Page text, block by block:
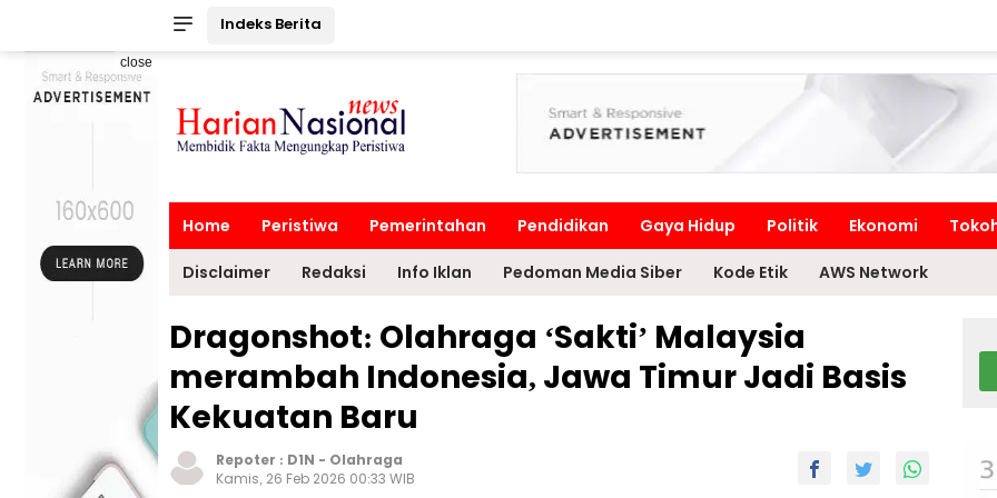
Indeks Berita
close
Home Peristiwa Pemerintahan Pendidikan Gaya Hidup Politik Ekonomi
Disclaimer Redaksi Info Iklan Pedoman Media Siber Kode Etik AWS Network
Dragonshot: Olahraga ‘Sakti’ Malaysia
merambah Indonesia, Jawa Timur Jadi Basis
Kekuatan Baru
Repoter : D1N - Olahraga
Kamis, 26 Feb 2026 00:33 WIB